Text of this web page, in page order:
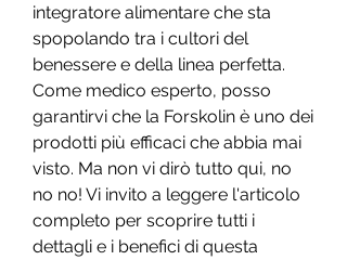
integratore alimentare che sta
spopolando tra i cultori del
benessere e della linea perfetta.
Come medico esperto, posso
garantirvi che la Forskolin è uno dei
prodotti più efficaci che abbia mai
visto. Ma non vi dirò tutto qui, no
no no! Vi invito a leggere l'articolo
completo per scoprire tutti i
dettagli e i benefici di questa